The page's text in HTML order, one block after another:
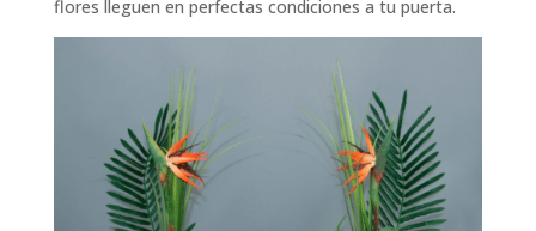
flores lleguen en perfectas condiciones a tu puerta.